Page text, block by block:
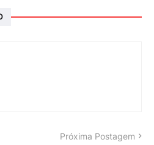
Próxima Postagem